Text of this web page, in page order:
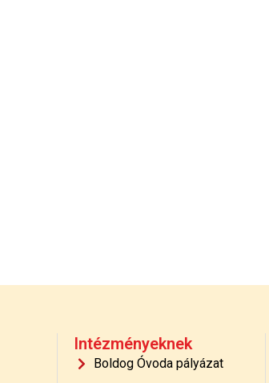
Intézményeknek
Boldog Óvoda pályázat